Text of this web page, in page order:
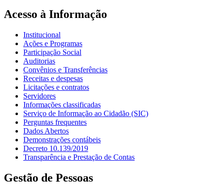
Acesso à Informação
Institucional
Ações e Programas
Participação Social
Auditorias
Convênios e Transferências
Receitas e despesas
Licitações e contratos
Servidores
Informações classificadas
Serviço de Informação ao Cidadão (SIC)
Perguntas frequentes
Dados Abertos
Demonstrações contábeis
Decreto 10.139/2019
Transparência e Prestação de Contas
Gestão de Pessoas